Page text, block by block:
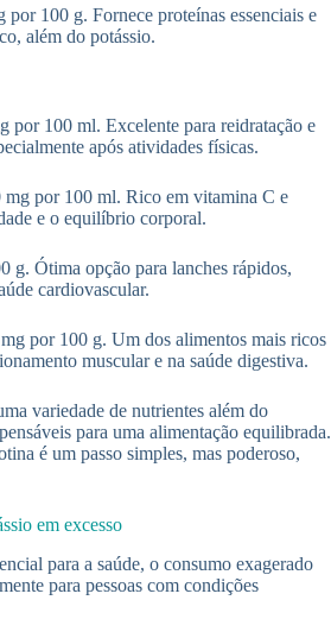
por 100 g. Fornece proteínas essenciais e
além do potássio.
por 100 ml. Excelente para reidratação e
após atividades físicas.
mg por 100 ml. Rico em vitamina C e
e o equilíbrio corporal.
g. Ótima opção para lanches rápidos,
cardiovascular.
por 100 g. Um dos alimentos mais ricos
muscular e na saúde digestiva.
variedade de nutrientes além do
para uma alimentação equilibrada.
é um passo simples, mas poderoso,
em excesso
para a saúde, o consumo exagerado
para pessoas com condições